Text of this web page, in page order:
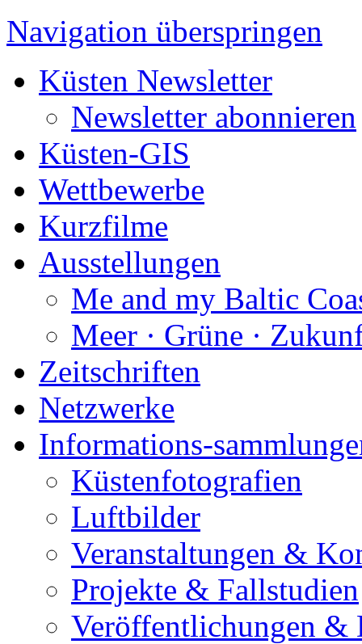
Navigation überspringen
Küsten Newsletter
Newsletter abonnieren
Küsten-GIS
Wettbewerbe
Kurzfilme
Ausstellungen
Me and my Baltic
Meer · Grüne ·
Zeitschriften
Netzwerke
Informations-
Küstenfotografien
Luftbilder
Veranstaltungen &
Projekte & Fallstudien
Veröffentlichungen &